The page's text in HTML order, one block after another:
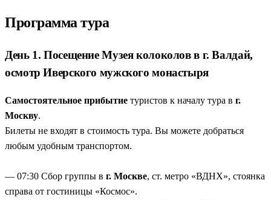
история знаменитых валдайских ямщицких
колокольчиков, ставших символом России.
Иверский монастырь на острове посреди
Валдайского озера
— основанный в 1653 году, этот
памятник зодчества окружен водами и лесами. Вы
Программа тура
День 1. Посещение Музея колоколов в г. Валдай,
осмотр Иверского мужского монастыря
Самостоятельное прибытие туристов к началу тура в г.
Москву.
Билеты не входят в стоимость тура. Вы можете добраться
любым удобным транспортом.
— 07:30 Сбор группы в г. Москве, ст. метро «ВДНХ», стоянка
справа от гостиницы «Космос».